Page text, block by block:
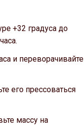
+32 градуса до
и переворачивайте
его прессоваться
массу на